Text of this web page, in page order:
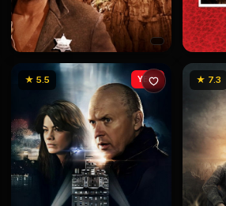
★ 5.5 YENİ ★ 7.3